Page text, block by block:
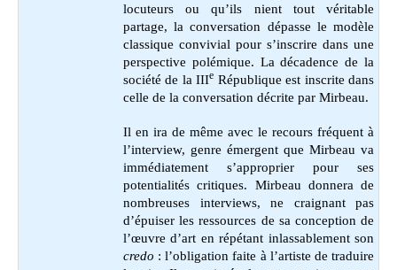
locuteurs ou qu’ils nient tout véritable
partage, la conversation dépasse le modèle
classique convivial pour s’inscrire dans une
perspective polémique. La décadence de la
société de la IIIe République est inscrite dans
celle de la conversation décrite par Mirbeau.
Il en ira de même avec le recours fréquent à
l’interview, genre émergent que Mirbeau va
immédiatement s’approprier pour ses
potentialités critiques. Mirbeau donnera de
nombreuses interviews, ne craignant pas
d’épuiser les ressources de sa conception de
l’œuvre d’art en répétant inlassablement son
credo : l’obligation faite à l’artiste de traduire